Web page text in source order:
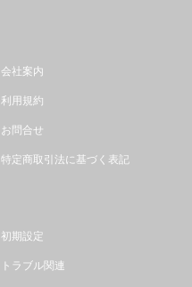
会社案内
利用規約
お問合せ
特定商取引法に基づく表記
初期設定
トラブル関連